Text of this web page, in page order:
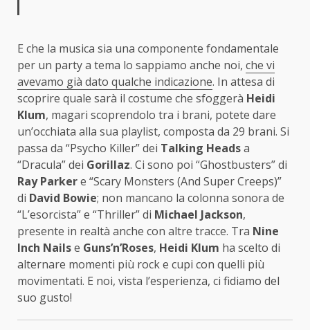
E che la musica sia una componente fondamentale
per un party a tema lo sappiamo anche noi, che vi
avevamo già dato qualche indicazione. In attesa di
scoprire quale sarà il costume che sfoggerà Heidi
Klum, magari scoprendolo tra i brani, potete dare
un’occhiata alla sua playlist, composta da 29 brani. Si
passa da “Psycho Killer” dei Talking Headsa
“Dracula” dei Gorillaz. Ci sono poi “Ghostbusters” di
Ray Parkere “Scary Monsters (And Super Creeps)”
di David Bowie; non mancano la colonna sonora de
“L’esorcista” e “Thriller” di Michael Jackson,
presente in realtà anche con altre tracce. Tra Nine
Inch Nailse Guns’n’Roses, Heidi Klum ha scelto di
alternare momenti più rock e cupi con quelli più
movimentati. E noi, vista l’esperienza, ci fidiamo del
suo gusto!